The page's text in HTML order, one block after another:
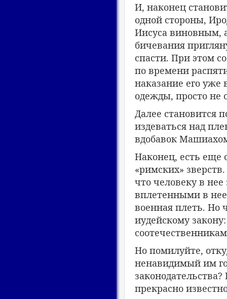
И, наконец
одной стороны,
Иисуса виновным,
бичевания
спасти. При этом
по времени
наказание его уже
одежды, просто не
Далее становится
издеваться над
вдобавок
Наконец, есть еще
«римских»
что человеку в
вплетенными в
военная плеть. Но
иудейскому
соотечественника
Но помилуйте,
ненавидимый им
законодательства?
прекрасно